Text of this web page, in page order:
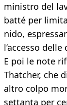
ministro del
batté per
nido,
l’accesso
E poi le note
Thatcher, che
altro colpo
settanta per